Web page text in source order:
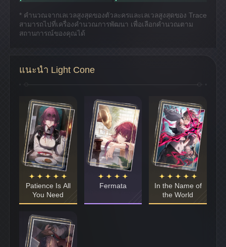
* คำนวณจากเลเวลสูงสุดของตัวละครและเลเวลสูงสุดของ Trace
สามารถไปที่เครื่องคำนวณการพัฒนา เพื่อเลือกคำนวณตาม
สถานการณ์ของคุณได้
แนะนำ Light Cone
Patience Is All
You Need
Fermata
In the Name of
the World